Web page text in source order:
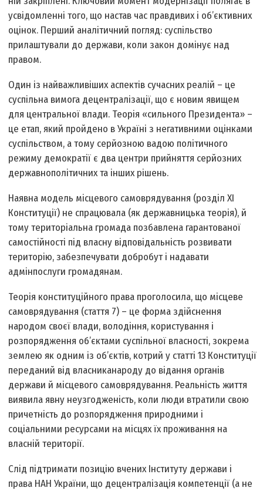
усвідомленні того, що настав час правдивих і об’єктивних
оцінок. Перший аналітичний погляд: суспільство
прилаштували до держави, коли закон домінує над
правом.
Один із найважливіших аспектів сучасних реалій – це
суспільна вимога децентралізації, що є новим явищем
для центральної влади. Теорія «сильного Президента» –
це етап, який пройдено в Україні з негативними оцінками
суспільством, а тому серйозною вадою політичного
режиму демократії є два центри прийняття серйозних
державно­політичних та інших рішень.
Наявна модель місцевого самоврядування (розділ ХІ
Конституції) не спрацювала (як державницька теорія), й
тому територіальна громада позбавлена гарантованої
самостійності під власну відповідальність розвивати
територію, забезпечувати добробут і надавати
адмінпослуги громадянам.
Теорія конституційного права проголосила, що місцеве
самоврядування (стаття 7) – це форма здійснення
народом своєї влади, володіння, користування і
розпорядження об’єктами суспільної власності, зокрема
землею як одним із об’єктів, котрий у статті 13 Конституції
переданий від власника­народу до відання органів
держави й місцевого самоврядування. Реальність життя
виявила явну неузгодженість, коли люди втратили свою
причетність до розпорядження природними і
соціальними ресурсами на місцях їх проживання на
власній території.
Слід підтримати позицію вчених Інституту держави і
права НАН України, що децентралізація компетенції (а не